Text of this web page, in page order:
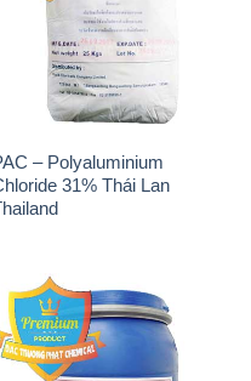
PAC – Polyaluminium
Chloride 31% Thái Lan
Thailand